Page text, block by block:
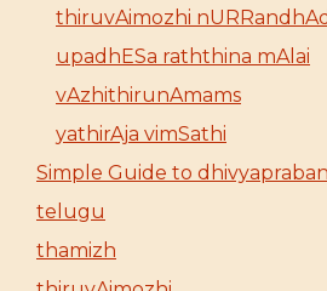
thiruvAimozhi
upadhESa raththina mAlai
vAzhithirunAmams
yathirAja vimSathi
Simple Guide to
telugu
thamizh